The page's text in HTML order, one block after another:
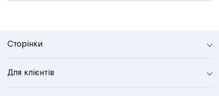
Сторінки
Для клієнтів